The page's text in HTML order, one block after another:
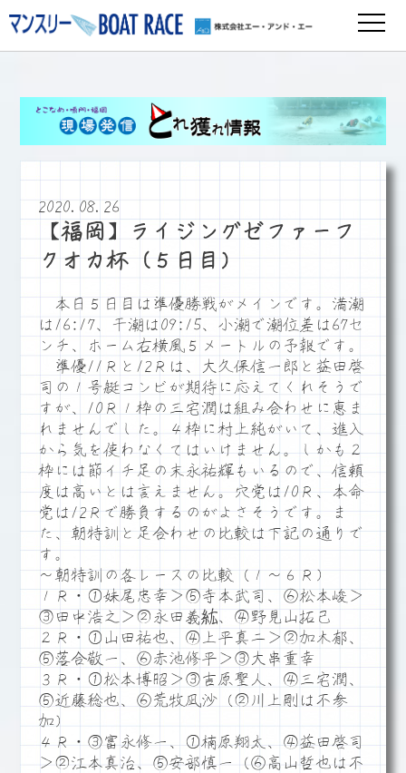
2020.08.26
【福岡】ライジングゼファーフ
クオカ杯（５日目）
本日５日目は準優勝戦がメインです。満潮
は16:17、干潮は09:15、小潮で潮位差は67セ
ンチ、ホーム右横風５メートルの予報です。
準優11Ｒと12Ｒは、大久保信一郎と益田啓
司の１号艇コンビが期待に応えてくれそうで
すが、10Ｒ１枠の三宅潤は組み合わせに恵ま
れませんでした。４枠に村上純がいて、進入
から気を使わなくてはいけません。しかも２
枠には節イチ足の末永祐輝もいるので、信頼
度は高いとは言えません。穴党は10Ｒ、本命
党は12Ｒで勝負するのがよさそうです。ま
た、朝特訓と足合わせの比較は下記の通りで
す。
～朝特訓の各レースの比較（１～６Ｒ）
１Ｒ・①妹尾忠幸＞⑤寺本武司、⑥松本峻＞
③田中浩之＞②永田義紘、④野見山拓己
２Ｒ・①山田祐也、④上平真二＞②加木郁、
⑤落合敬一、⑥赤池修平＞③大串重幸
３Ｒ・①松本博昭＞③吉原聖人、④三宅潤、
⑤近藤稔也、⑥荒牧凪沙（②川上剛は不参
加）
４Ｒ・③富永修一、①楠原翔太、④益田啓司
＞②江本真治、⑤安部慎一（⑥高山哲也は不